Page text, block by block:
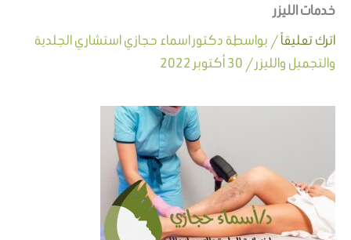
خدمات الليزر
اترك تعليقاً/ بواسطة دكتور اسماء حجازي استشاري الجلدية
والتجميل والليزر/ 30 أكتوبر 2022